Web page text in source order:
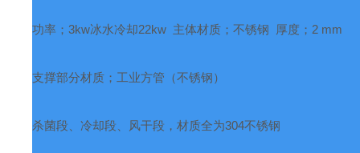
功率；3kw冰水冷却22kw 主体材质；不锈钢 厚度； 2 mm
支撑部分材质；工业方管（不锈钢）
杀菌段、冷却段、风干段，材质全为304不锈钢